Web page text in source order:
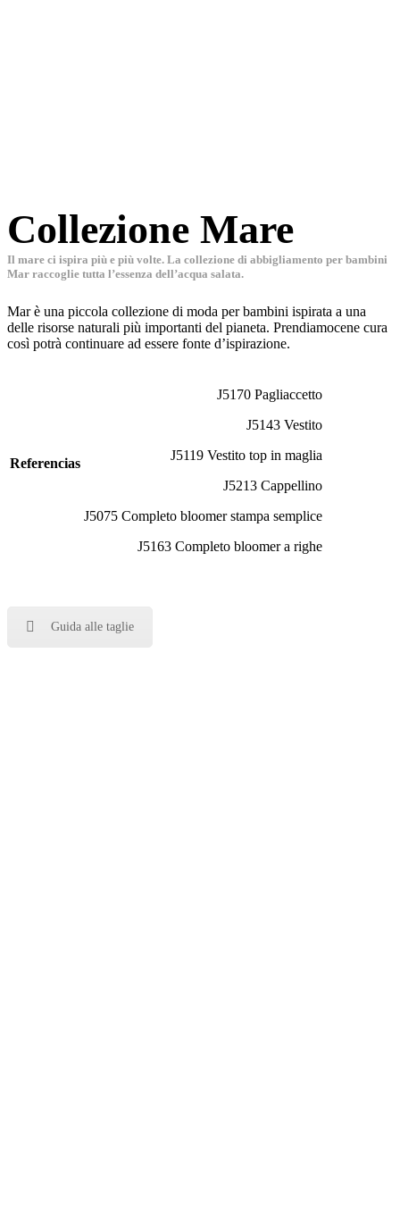
Collezione Mare
Il mare ci ispira più e più volte. La collezione di abbigliamento per bambini
Mar raccoglie tutta l’essenza dell’acqua salata.
Mar è una piccola collezione di moda per bambini ispirata a una
delle risorse naturali più importanti del pianeta. Prendiamocene cura
così potrà continuare ad essere fonte d’ispirazione.
Referencias
J5170 Pagliaccetto
J5143 Vestito
J5119 Vestito top in maglia
J5213 Cappellino
J5075 Completo bloomer stampa semplice
J5163 Completo bloomer a righe
Guida alle taglie